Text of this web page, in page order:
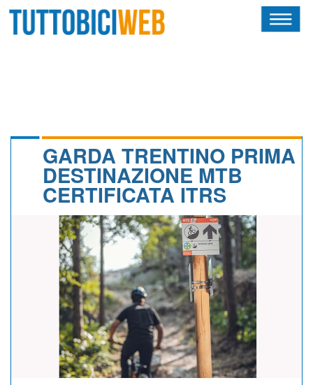
CALENDARIO
ALBI D'ORO
NEWSLETTER
GARDA TRENTINO PRIMA
DESTINAZIONE MTB
CERTIFICATA ITRS